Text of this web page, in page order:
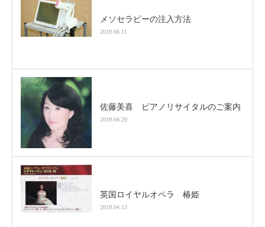
メソセラピーの注入方法
2019.06.11
佐藤美喜 ピアノリサイタルのご案内
2019.04.29
英国ロイヤルオペラ 椿姫
2019.04.13